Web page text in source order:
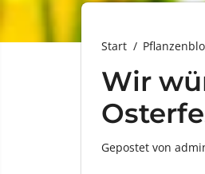
Start
Wir
Gepostet von